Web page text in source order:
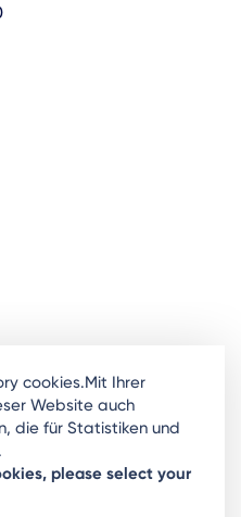
Rigas business
newsletter.
cookies.Mit Ihrer
Website auch
die für Statistiken und
please select your